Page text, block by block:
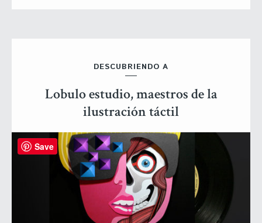
DESCUBRIENDO A
Lobulo estudio, maestros de la
ilustración táctil
Save